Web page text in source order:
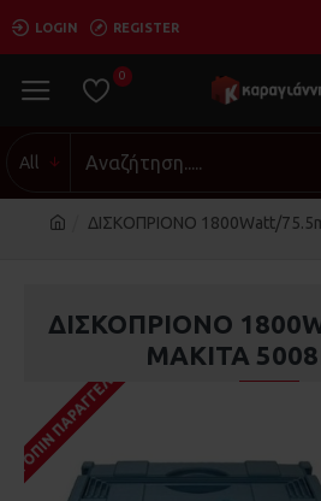
LOGIN REGISTER
0
All
ΔΙΣΚΟΠΡΙΟΝΟ 1800Watt/
ΔΙΣΚΟΠΡΙΟΝΟ
MAKITA
ΠΑΡΑΓΓΕΛΊΑΣ